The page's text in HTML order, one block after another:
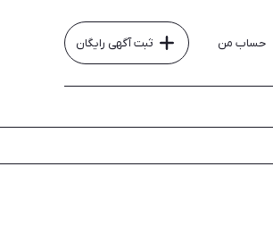
حساب من ثبت آگهی رایگان